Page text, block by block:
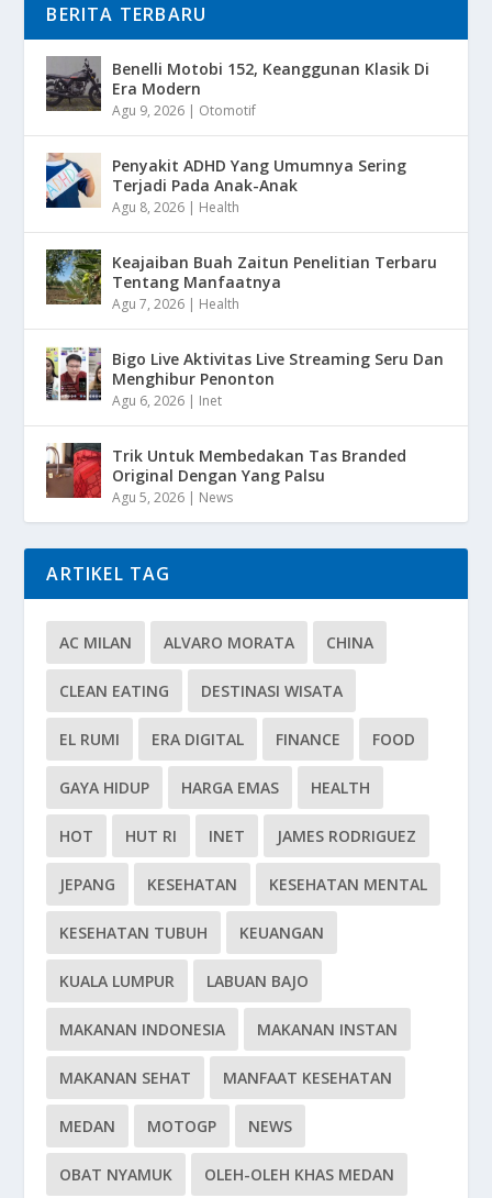
BERITA TERBARU
Benelli Motobi 152, Keanggunan Klasik Di
Era Modern
Agu 9, 2026 | Otomotif
Penyakit ADHD Yang Umumnya Sering
Terjadi Pada Anak-Anak
Agu 8, 2026 | Health
Keajaiban Buah Zaitun Penelitian Terbaru
Tentang Manfaatnya
Agu 7, 2026 | Health
Bigo Live Aktivitas Live Streaming Seru Dan
Menghibur Penonton
Agu 6, 2026 | Inet
Trik Untuk Membedakan Tas Branded
Original Dengan Yang Palsu
Agu 5, 2026 | News
ARTIKEL TAG
AC MILAN ALVARO MORATA CHINA
CLEAN EATING DESTINASI WISATA
EL RUMI ERA DIGITAL FINANCE FOOD
GAYA HIDUP HARGA EMAS HEALTH
HOT HUT RI INET JAMES RODRIGUEZ
JEPANG KESEHATAN KESEHATAN MENTAL
KESEHATAN TUBUH KEUANGAN
KUALA LUMPUR LABUAN BAJO
MAKANAN INDONESIA MAKANAN INSTAN
MAKANAN SEHAT MANFAAT KESEHATAN
MEDAN MOTOGP NEWS
OBAT NYAMUK OLEH-OLEH KHAS MEDAN